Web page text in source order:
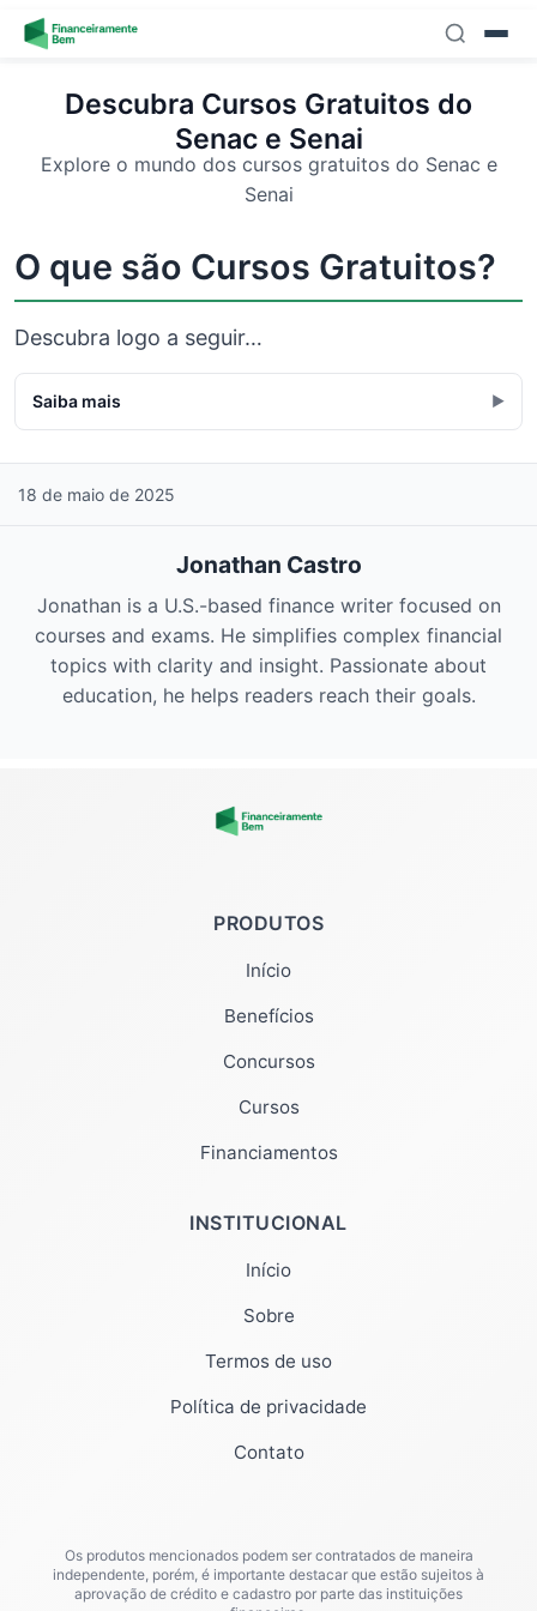
Skip to content
Descubra Cursos Gratuitos do
Senac e Senai
Explore o mundo dos cursos gratuitos do Senac e
Senai
O que são Cursos Gratuitos?
Descubra logo a seguir…
Saiba mais ▶
18 de maio de 2025
Jonathan Castro
Jonathan is a U.S.-based finance writer focused on
courses and exams. He simplifies complex financial
topics with clarity and insight. Passionate about
education, he helps readers reach their goals.
PRODUTOS
Início
Benefícios
Concursos
Cursos
Financiamentos
INSTITUCIONAL
Início
Sobre
Termos de uso
Política de privacidade
Contato
Os produtos mencionados podem ser contratados de maneira
independente, porém, é importante destacar que estão sujeitos à
aprovação de crédito e cadastro por parte das instituições